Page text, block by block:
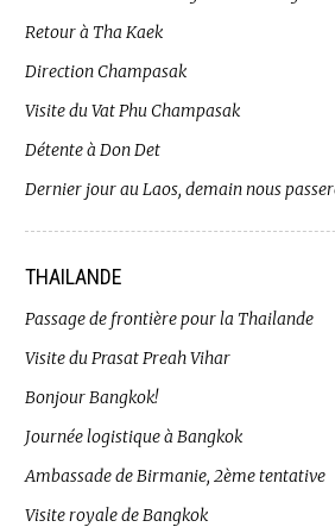
Retour à Tha Kaek
Direction Champasak
Visite du Vat Phu Champasak
Détente à Don Det
Dernier jour au Laos, demain nous
THAILANDE
Passage de frontière pour la Thailande
Visite du Prasat Preah Vihar
Bonjour Bangkok!
Journée logistique à Bangkok
Ambassade de Birmanie, 2ème tentative
Visite royale de Bangkok